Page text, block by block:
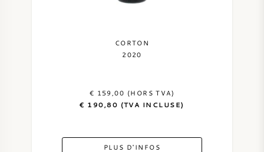
CORTON
2020
€ 159,00 (HORS TVA)
€ 190,80 (TVA INCLUSE)
PLUS D'INFOS